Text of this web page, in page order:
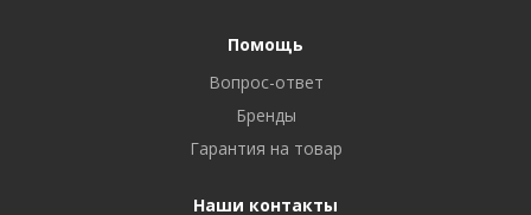
Азнакаево, ул. Булгар, 2. ТЦ "Акчарлак"
Стерлитамак, ул. Вокзальная, 13
Помощь
Вопрос-ответ
Бренды
Гарантия на товар
Наши контакты